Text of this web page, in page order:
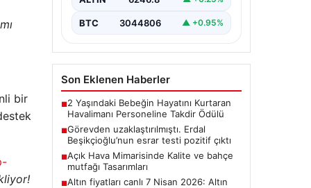
bir
Detayları”,”content”: “ Türkiye’nin
BTC 3044806 ▲ +0.95%
Son Eklenen Haberler
■2 Yaşındaki Bebeğin Hayatını Kurtaran
Havalimanı Personeline Takdir Ödülü
■Görevden uzaklaştırılmıştı. Erdal
Beşikçioğlu’nun esrar testi pozitif çıktı
■Açık Hava Mimarisinde Kalite ve bahçe
mutfağı Tasarımları
■Altın fiyatları canlı 7 Nisan 2026: Altın